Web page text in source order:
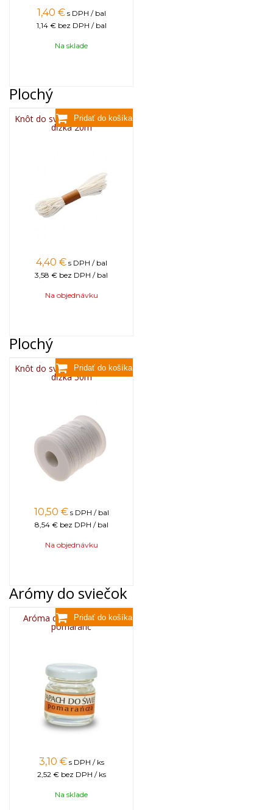
1,40 € s DPH / bal
1,14 € bez DPH / bal
Na sklade
Plochý
Knôt do sviečky plochý 3x13,
dĺžka 20m
4,40 € s DPH / bal
3,58 € bez DPH / bal
Na objednávku
Plochý
Knôt do sviečky plochý 3x13,
dĺžka 50m
10,50 € s DPH / bal
8,54 € bez DPH / bal
Na objednávku
Arómy do sviečok
Aróma do sviečok, 25g -
pomaranč
3,10 € s DPH / ks
2,52 € bez DPH / ks
Na sklade